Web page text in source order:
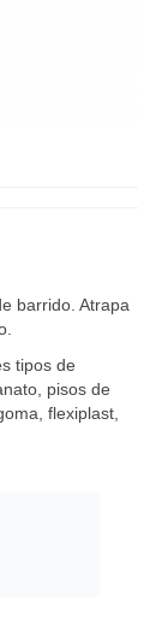
barrido. Atrapa
tipos de
pisos de
flexiplast,